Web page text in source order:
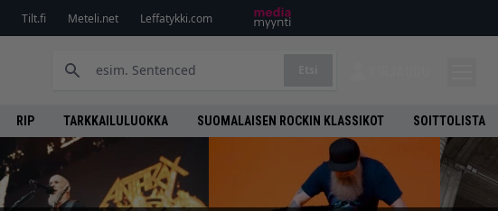
Tilt.fi Meteli.net Leffatykki.com
RIP TARKKAILULUOKKA SUOMALAISEN ROCKIN KLASSIKOT SOITTOLISTA